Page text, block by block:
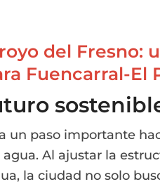
del Fresno:
Fuencarral-El
un paso importante
Al ajustar la
la ciudad no solo